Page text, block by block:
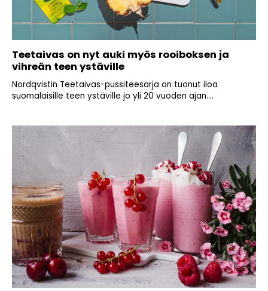
Teetaivas on nyt auki myös rooiboksen ja
vihreän teen ystäville
Nordqvistin Teetaivas-pussiteesarja on tuonut iloa
suomalaisille teen ystäville jo yli 20 vuoden ajan....